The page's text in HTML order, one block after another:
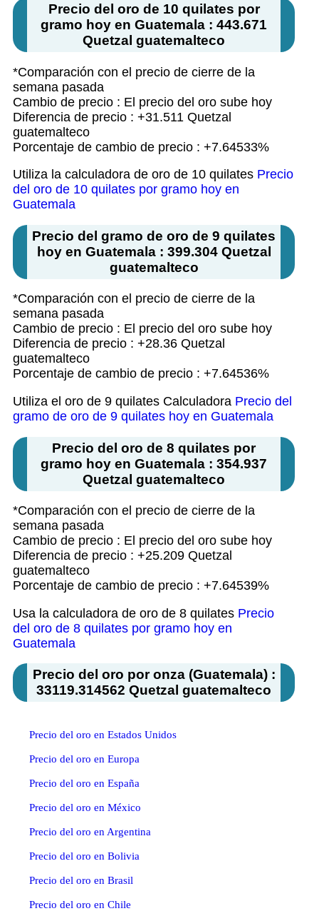
Precio del oro de 10 quilates por
gramo hoy en Guatemala : 443.671
Quetzal guatemalteco
*Comparación con el precio de cierre de la
semana pasada
Cambio de precio : El precio del oro sube hoy
Diferencia de precio : +31.511 Quetzal
guatemalteco
Porcentaje de cambio de precio : +7.64533%
Utiliza la calculadora de oro de 10 quilates Precio
del oro de 10 quilates por gramo hoy en
Guatemala
Precio del gramo de oro de 9 quilates
hoy en Guatemala : 399.304 Quetzal
guatemalteco
*Comparación con el precio de cierre de la
semana pasada
Cambio de precio : El precio del oro sube hoy
Diferencia de precio : +28.36 Quetzal
guatemalteco
Porcentaje de cambio de precio : +7.64536%
Utiliza el oro de 9 quilates Calculadora Precio del
gramo de oro de 9 quilates hoy en Guatemala
Precio del oro de 8 quilates por
gramo hoy en Guatemala : 354.937
Quetzal guatemalteco
*Comparación con el precio de cierre de la
semana pasada
Cambio de precio : El precio del oro sube hoy
Diferencia de precio : +25.209 Quetzal
guatemalteco
Porcentaje de cambio de precio : +7.64539%
Usa la calculadora de oro de 8 quilates Precio
del oro de 8 quilates por gramo hoy en
Guatemala
Precio del oro por onza (Guatemala) :
33119.314562 Quetzal guatemalteco
Precio del oro en Estados Unidos
Precio del oro en Europa
Precio del oro en España
Precio del oro en México
Precio del oro en Argentina
Precio del oro en Bolivia
Precio del oro en Brasil
Precio del oro en Chile